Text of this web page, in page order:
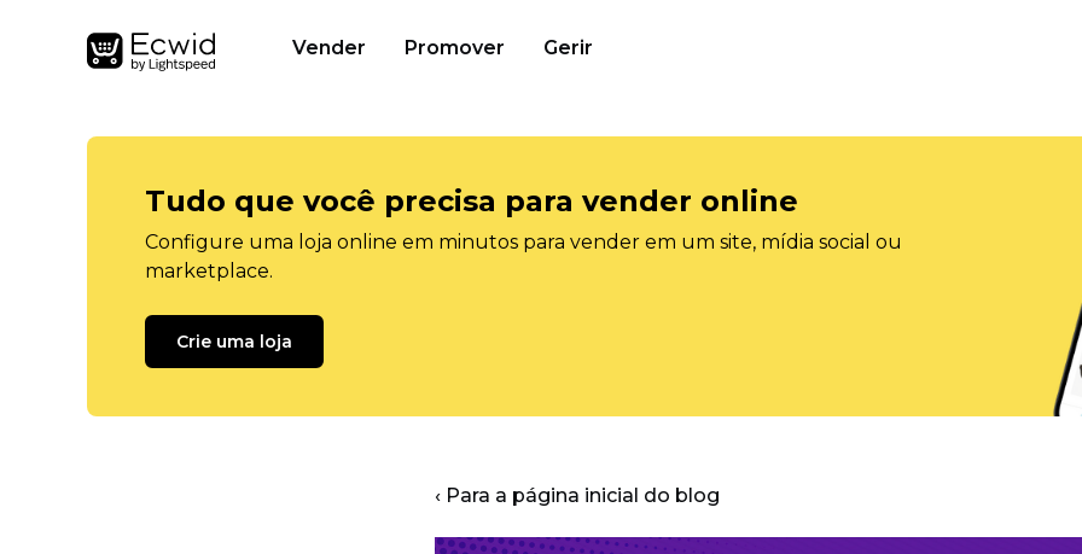
Vender Promover Gerir
Tudo que você precisa para vender online
Configure uma loja online em minutos para vender em um site, mídia social ou
marketplace.
Crie uma loja
‹ Para a página inicial do blog